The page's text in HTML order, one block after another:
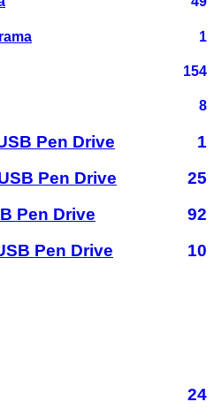
1
154
8
Pen Drive
1
Pen Drive
25
Pen Drive
92
Pen Drive
10
24